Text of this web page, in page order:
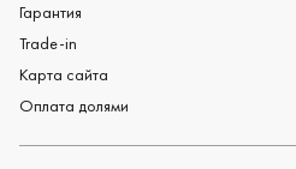
Гарантия
Trade-in
Карта сайта
Оплата долями